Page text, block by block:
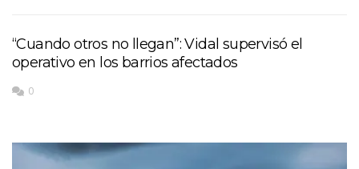
“Cuando otros no llegan”: Vidal supervisó el
operativo en los barrios afectados
0